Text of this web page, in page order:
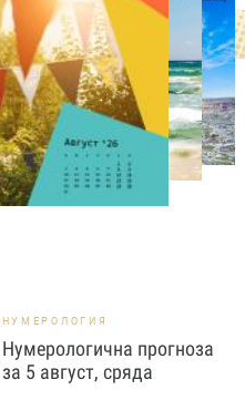
АСТРОЛОГИЯ
Дневен хороскоп за 5
август, сряда
НУМЕРОЛОГИЯ
Нумерологична прогноза
за 5 август, сряда